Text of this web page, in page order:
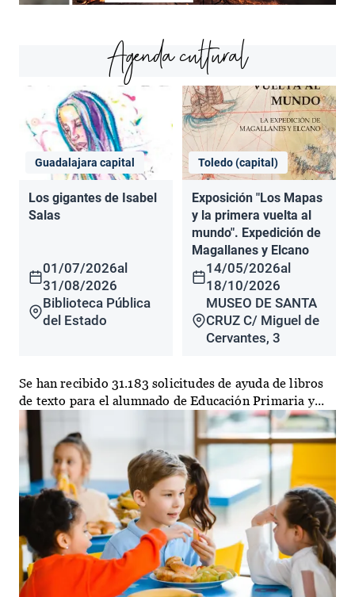
Agenda cultural
Guadalajara capital
Los gigantes de Isabel
Salas
01/07/2026al
31/08/2026
Biblioteca Pública
del Estado
Toledo (capital)
Exposición "Los Mapas
y la primera vuelta al
mundo". Expedición de
Magallanes y Elcano
14/05/2026al
18/10/2026
MUSEO DE SANTA
CRUZ C/ Miguel de
Cervantes, 3
Se han recibido 31.183 solicitudes de ayuda de libros
de texto para el alumnado de Educación Primaria y...